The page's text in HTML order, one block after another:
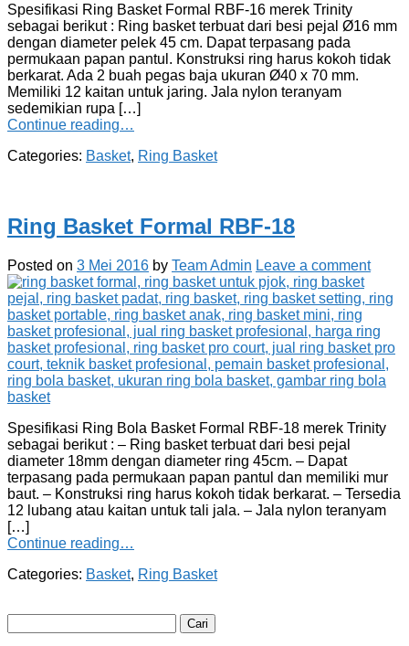
Spesifikasi Ring Basket Formal RBF-16 merek Trinity
sebagai berikut : Ring basket terbuat dari besi pejal Ø16 mm
dengan diameter pelek 45 cm. Dapat terpasang pada
permukaan papan pantul. Konstruksi ring harus kokoh tidak
berkarat. Ada 2 buah pegas baja ukuran Ø40 x 70 mm.
Memiliki 12 kaitan untuk jaring. Jala nylon teranyam
sedemikian rupa […]
Continue reading…
Categories: Basket, Ring Basket
Ring Basket Formal RBF-18
Posted on 3 Mei 2016 by Team Admin Leave a comment
Spesifikasi Ring Bola Basket Formal RBF-18 merek Trinity
sebagai berikut : – Ring basket terbuat dari besi pejal
diameter 18mm dengan diameter ring 45cm. – Dapat
terpasang pada permukaan papan pantul dan memiliki mur
baut. – Konstruksi ring harus kokoh tidak berkarat. – Tersedia
12 lubang atau kaitan untuk tali jala. – Jala nylon teranyam
[…]
Continue reading…
Categories: Basket, Ring Basket
untuk: